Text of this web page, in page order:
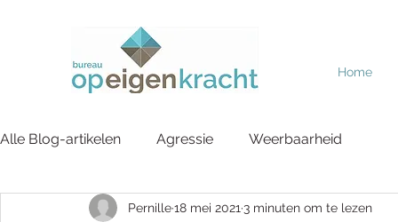
Home
Alle Blog-artikelen Agressie Weerbaarheid
Pernille18 mei 2021 3 minuten om te lezen